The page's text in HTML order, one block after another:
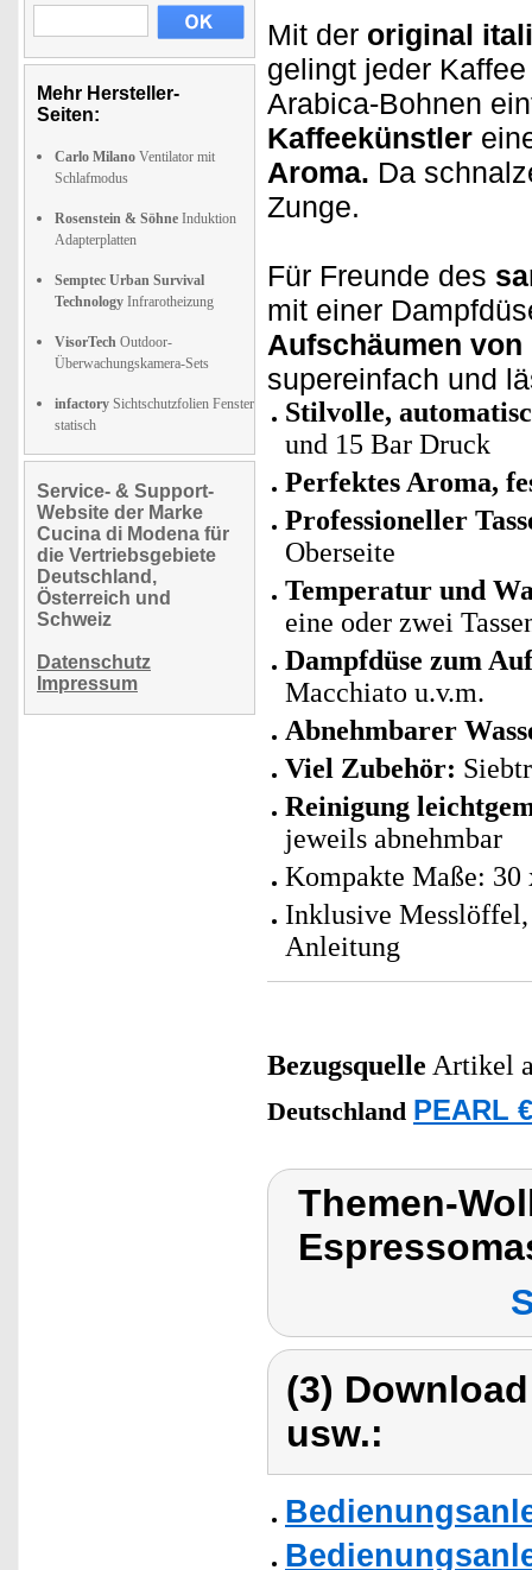
Mehr Hersteller-
Seiten:
Carlo Milano Ventilator mit
Schlafmodus
Rosenstein & Söhne Induktion
Adapterplatten
Semptec Urban Survival
Technology Infrarotheizung
VisorTech Outdoor-
Überwachungskamera-Sets
infactory Sichtschutzfolien Fenster
statisch
Service- & Support-
Website der Marke
Cucina di Modena für
die Vertriebsgebiete
Deutschland,
Österreich und
Schweiz
Datenschutz
Impressum
Mit der original
gelingt jeder
Arabica-Bohnen
Kaffeekünstler
Aroma. Da
Zunge.
Für Freunde des
mit einer
Aufschäumen von
supereinfach und
Stilvolle,
und 15 Bar Druck
Perfektes Aroma,
Professioneller
Oberseite
Temperatur und
eine oder zwei
Dampfdüse zum
Macchiato u.v.m.
Abnehmbarer
Viel Zubehör:
Reinigung
jeweils abnehmbar
Kompakte Maße: 30
Inklusive Messlöffel,
Anleitung
Bezugsquelle Artikel
Deutschland PEARL
Themen-
(3)
usw.: